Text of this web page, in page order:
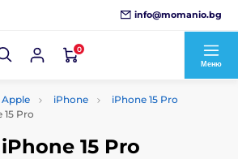
info@momanio.bg
0
Меню
Apple iPhone
iPhone 15 Pro
15 Pro
15 Pro